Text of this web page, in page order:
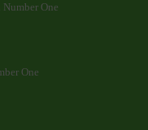
One
One